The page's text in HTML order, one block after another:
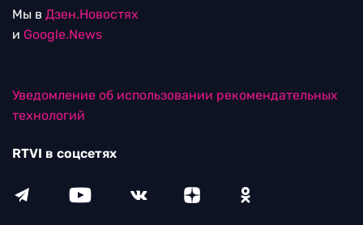
Мы в Дзен.Новостях
и Google.News
Уведомление об использовании рекомендательных
технологий
RTVI в соцсетях